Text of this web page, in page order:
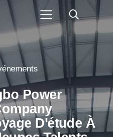
Power
D'étude À